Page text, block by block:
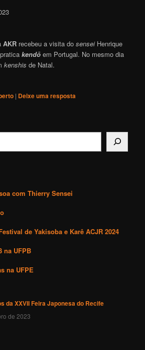
AKR recebeu a visita dosenseiHenrique
praticakendō em Portugal. No mesmo dia
kenshis de Natal.
| Deixe uma resposta
com Thierry Sensei
de Yakisoba e Karê ACJR 2024
na UFPB
na UFPE
da XXVII Feira Japonesa do Recife
de 2023